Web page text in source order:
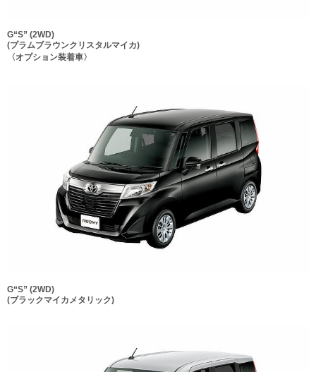
G“S” (2WD)
(プラムブラウンクリスタルマイカ)
〈オプション装着車〉
G“S” (2WD)
(ブラックマイカメタリック)